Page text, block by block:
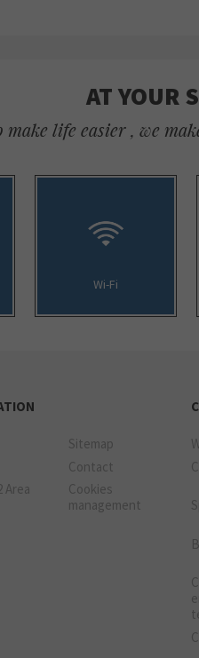
AT YOUR
make life easier , we
Wi-Fi
Sitemap
Contact
Area
Cookies
management